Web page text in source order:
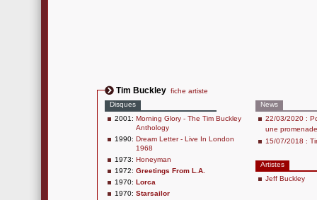
Tim Buckley fiche artiste
Disques
2001: Morning Glory - The Tim Buckley
Anthology
1990: Dream Letter - Live In London
1968
1973: Honeyman
1972: Greetings From L.A.
1970: Lorca
1970: Starsailor
News
22/03/2020 :
une promenade
15/07/2018 :
Artistes
Jeff Buckley